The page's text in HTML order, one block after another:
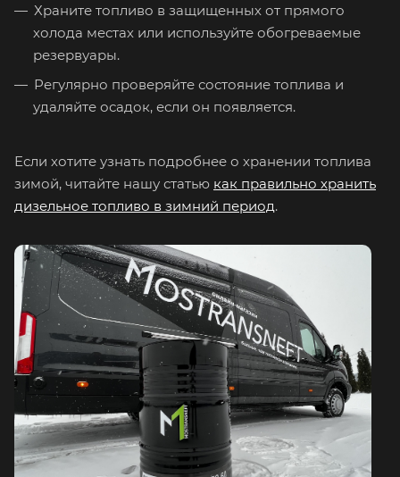
Храните топливо в защищенных от прямого
холода местах или используйте обогреваемые
резервуары.
Регулярно проверяйте состояние топлива и
удаляйте осадок, если он появляется.
Если хотите узнать подробнее о хранении топлива
зимой, читайте нашу статью как правильно хранить
дизельное топливо в зимний период.